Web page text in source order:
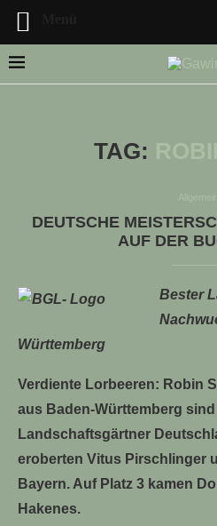
TAG:
DEUTSCHE
AUF DER
Bester
Württemberg
Verdiente Lorbeeren: Robin
aus Baden-Württemberg
Landschaftsgärtner
eroberten Vitus Pirschlinger
Bayern. Auf Platz 3 kamen
Hakenes.